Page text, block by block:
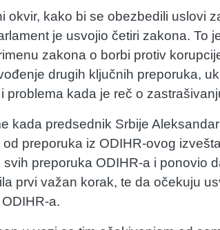
okvir, kako bi se obezbedili uslovi
je usvojio četiri zakona. To
zakona o borbi protiv
drugih ključnih preporuka,
problema kada je reč o
kada predsednik Srbije
preporuka iz ODIHR-ovog
preporuka ODIHR-a i ponovio
prvi važan korak, te da očekuju
a.